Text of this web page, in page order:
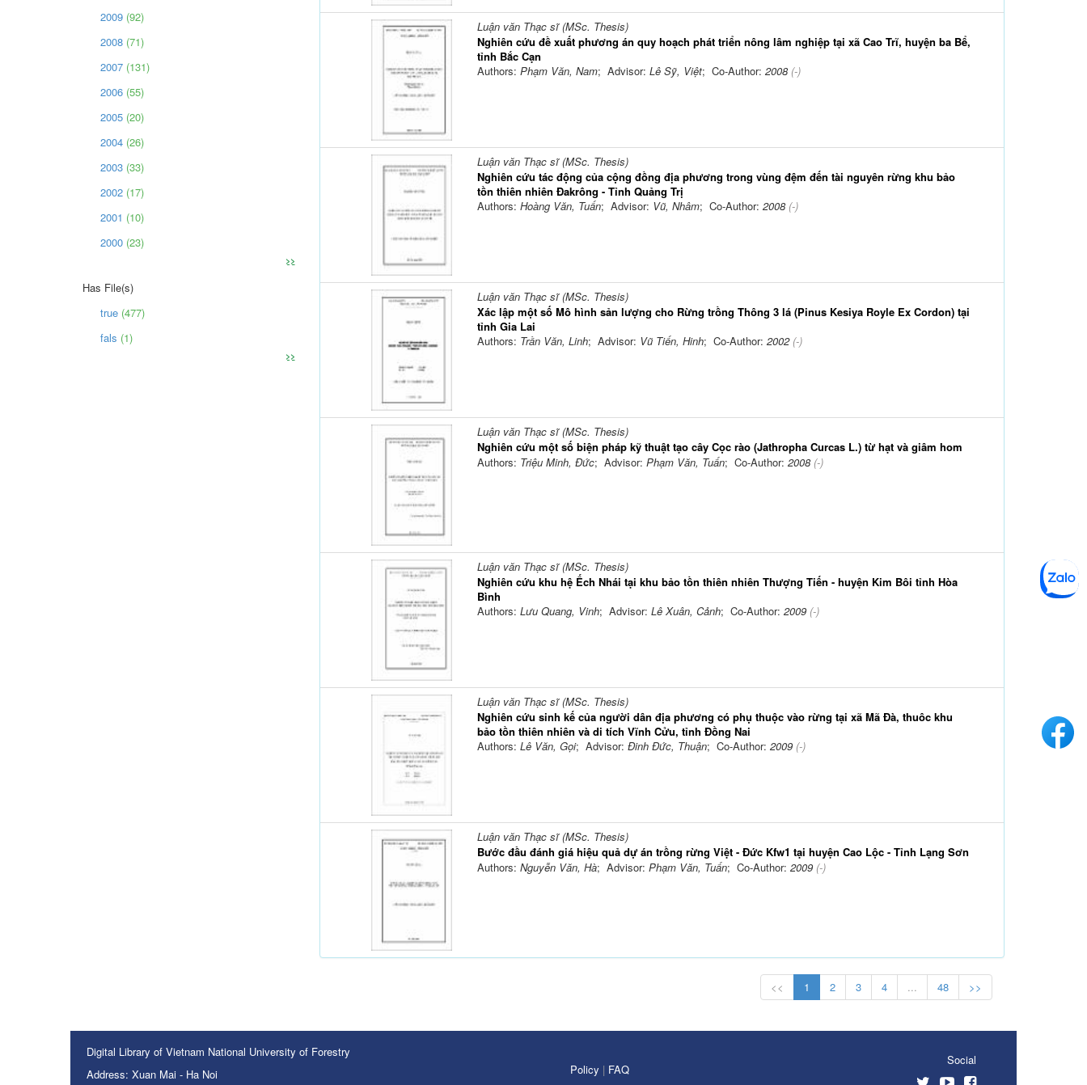
2009 (92)
2008 (71)
2007 (131)
2006 (55)
2005 (20)
2004 (26)
2003 (33)
2002 (17)
2001 (10)
2000 (23)
>>
Has File(s)
true (477)
fals (1)
>>
Luận văn Thạc sĩ (MSc. Thesis)
Nghiên cứu đề xuất phương án quy hoạch phát triển nông lâm nghiệp tại xã Cao Trĩ, huyện ba Bể,
tỉnh Bắc Cạn
Authors: Phạm Văn, Nam; Advisor: Lê Sỹ, Việt; Co-Author: 2008(-)
Luận văn Thạc sĩ (MSc. Thesis)
Nghiên cứu tác động của cộng đồng địa phương trong vùng đệm đến tài nguyên rừng khu bảo
tồn thiên nhiên Đakrông - Tỉnh Quảng Trị
Authors: Hoàng Văn, Tuấn; Advisor: Vũ, Nhâm; Co-Author: 2008(-)
Luận văn Thạc sĩ (MSc. Thesis)
Xác lập một số Mô hình sản lượng cho Rừng trồng Thông 3 lá (Pinus Kesiya Royle Ex Cordon) tại
tỉnh Gia Lai
Authors: Trần Văn, Linh; Advisor: Vũ Tiến, Hinh; Co-Author: 2002(-)
Luận văn Thạc sĩ (MSc. Thesis)
Nghiên cứu một số biện pháp kỹ thuật tạo cây Cọc rào (Jathropha Curcas L.) từ hạt và giâm hom
Authors: Triệu Minh, Đức; Advisor: Phạm Văn, Tuấn; Co-Author: 2008(-)
Luận văn Thạc sĩ (MSc. Thesis)
Nghiên cứu khu hệ Ếch Nhái tại khu bảo tồn thiên nhiên Thượng Tiến - huyện Kim Bôi tỉnh Hòa
Bình
Authors: Lưu Quang, Vinh; Advisor: Lê Xuân, Cảnh; Co-Author: 2009(-)
Luận văn Thạc sĩ (MSc. Thesis)
Nghiên cứu sinh kế của người dân địa phương có phụ thuộc vào rừng tại xã Mã Đà, thuôc khu
bảo tồn thiên nhiên và di tích Vĩnh Cửu, tỉnh Đồng Nai
Authors: Lê Văn, Gọi; Advisor: Đinh Đức, Thuận; Co-Author: 2009(-)
Luận văn Thạc sĩ (MSc. Thesis)
Bước đầu đánh giá hiệu quả dự án trồng rừng Việt - Đức Kfw1 tại huyện Cao Lộc - Tỉnh Lạng Sơn
Authors: Nguyễn Văn, Hà; Advisor: Phạm Văn, Tuấn; Co-Author: 2009(-)
<< 1 2 3 4 ... 48 >>
Digital Library of Vietnam National University of Forestry
Address: Xuan Mai - Ha Noi
Policy | FAQ
Social